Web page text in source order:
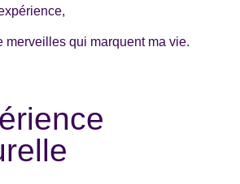
merveilles qui marquent ma vie.